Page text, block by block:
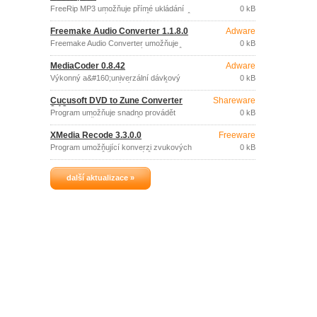
FreeRip MP3 umožňuje přímé ukládání
stop ze zvukových CD disků do souborů
(MP3, OGG, FLAC, WAV) a vzájemnou
konverzi mezi zvukovými soubory (MP3,
OGG, FLAC, WAV).
0 kB
Freemake Audio Converter 1.1.8.0
Freemake Audio Converter umožňuje
snadnou konverzi zvukových souborů
do formátů MP3, WMA, WAV, FLAC,
AAC, M4A (iPod, iPhone, iPad etc.
Adware
0 kB
MediaCoder 0.8.42
Výkonný a&#160;univerzální dávkový
konvertor multimediálních souborů,
podporující řadu formátů zvukových i
video souborů.
Adware
0 kB
Cucusoft DVD to Zune Converter
8.13
Program umožňuje snadno provádět
konverzi vašich DVD filmů a videa do
souborů formátu Zune, které lze
přehrávat na přenosných přehrávačích.
Shareware
0 kB
XMedia Recode 3.3.0.0
Program umožňující konverzi zvukových
a video souborů řady formátů.
Freeware
0 kB
další aktualizace »